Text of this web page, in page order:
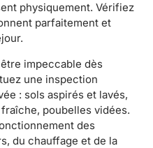
physiquement. Vérifiez
parfaitement et
impeccable dès
une inspection
: sols aspirés et lavés,
poubelles vidées.
des
du chauffage et de la